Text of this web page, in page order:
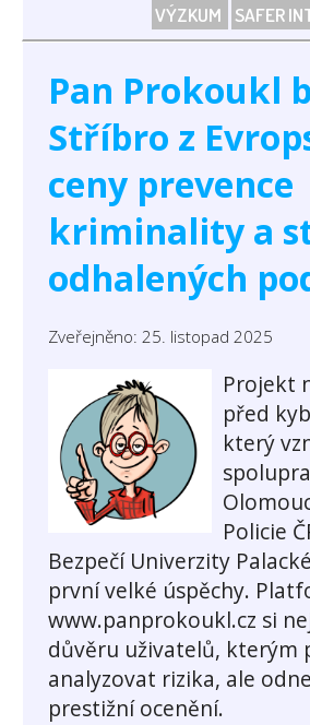
VÝZKUM SAFER
Pan Prokoukl
Stříbro z
ceny prevence
kriminality a
odhalených
Zveřejněno: 25. listopad 2025
Projekt
před
který
Policie
Bezpečí Univerzity
první velké úspěchy.
www.panprokoukl.cz si
důvěru uživatelů, kterým
analyzovat rizika, ale
prestižní ocenění.